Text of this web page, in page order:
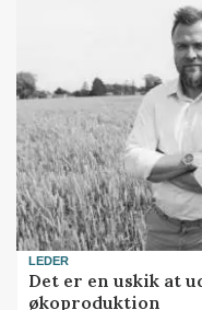
LEDER
Det er en uskik at
økoproduktion